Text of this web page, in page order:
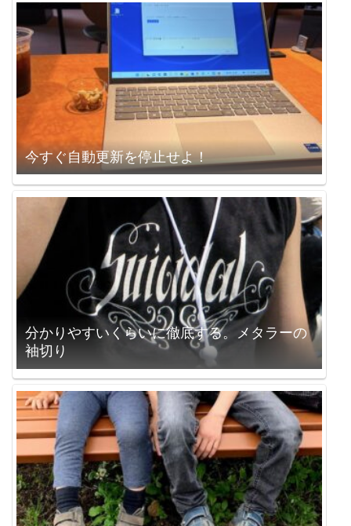
今すぐ自動更新を停止せよ！
分かりやすいくらいに徹底する。メタラーの
袖切り